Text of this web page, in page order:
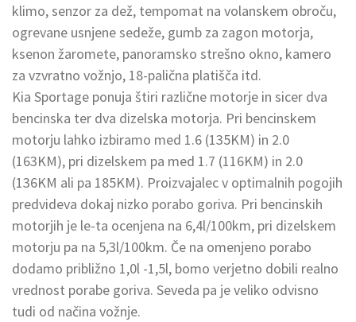
klimo, senzor za dež, tempomat na volanskem obroču,
ogrevane usnjene sedeže, gumb za zagon motorja,
ksenon žaromete, panoramsko strešno okno, kamero
za vzvratno vožnjo, 18-palična platišča itd.
Kia Sportage ponuja štiri različne motorje in sicer dva
bencinska ter dva dizelska motorja. Pri bencinskem
motorju lahko izbiramo med 1.6 (135KM) in 2.0
(163KM), pri dizelskem pa med 1.7 (116KM) in 2.0
(136KM ali pa 185KM). Proizvajalec v optimalnih pogojih
predvideva dokaj nizko porabo goriva. Pri bencinskih
motorjih je le-ta ocenjena na 6,4l/100km, pri dizelskem
motorju pa na 5,3l/100km. Če na omenjeno porabo
dodamo približno 1,0l -1,5l, bomo verjetno dobili realno
vrednost porabe goriva. Seveda pa je veliko odvisno
tudi od načina vožnje.